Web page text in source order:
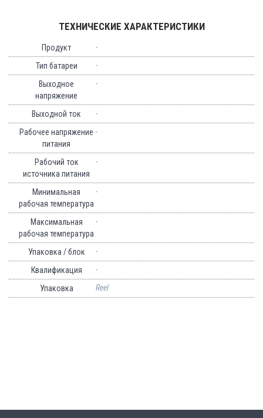
ТЕХНИЧЕСКИЕ ХАРАКТЕРИСТИКИ
Продукт
-
Тип батареи
-
Выходное
напряжение
-
Выходной ток
-
Рабочее напряжение
питания
-
Рабочий ток
источника питания
-
Минимальная
рабочая температура
-
Максимальная
рабочая температура
-
Упаковка / блок
-
Квалификация
-
Упаковка
Reel